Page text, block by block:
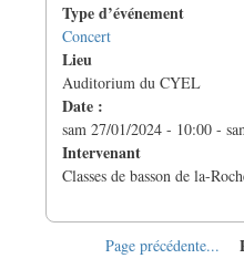
Type d’événement
Concert
Lieu
Auditorium du CYEL
Date :
sam 27/01/2024 - 10:00 -
Intervenant
Classes de basson de la-
Page
Page précédente...